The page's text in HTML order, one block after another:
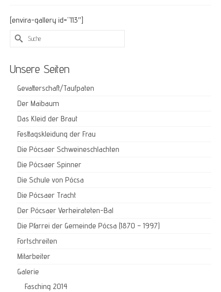
[envira-gallery id=“113″]
Suche
nach:
Unsere Seiten
Gevatterschaft/Taufpaten
Der Maibaum
Das Kleid der Braut
Festtagskleidung der Frau
Die Pócsaer Schweineschlachten
Die Pócsaer Spinner
Die Schule von Pócsa
Die Pócsaer Tracht
Der Pócsaer Verheirateten-Bal
Die Pfarrei der Gemeinde Pócsa (1870 – 1997)
Fortschreiten
Mitarbeiter
Galerie
Fasching 2014